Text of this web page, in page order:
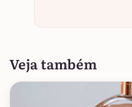
Veja também